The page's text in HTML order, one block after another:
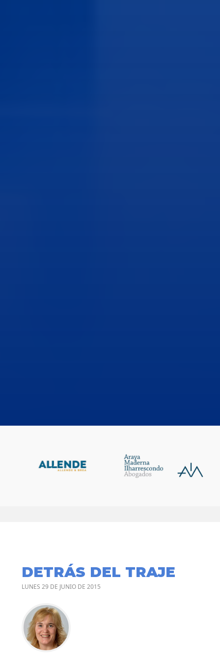
DETRÁS DEL TRAJE
LUNES 29 DE JUNIO DE 2015